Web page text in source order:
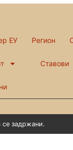
ЕУ Регион
Ставови
задржани.